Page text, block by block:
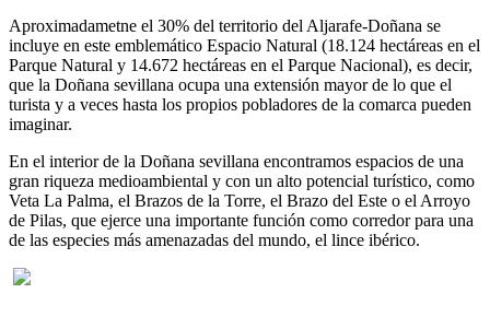
Aproximadametne el 30% del territorio del Aljarafe-Doñana se
incluye en este emblemático Espacio Natural (18.124 hectáreas en el
Parque Natural y 14.672 hectáreas en el Parque Nacional), es decir,
que la Doñana sevillana ocupa una extensión mayor de lo que el
turista y a veces hasta los propios pobladores de la comarca pueden
imaginar.
En el interior de la Doñana sevillana encontramos espacios de una
gran riqueza medioambiental y con un alto potencial turístico, como
Veta La Palma, el Brazos de la Torre, el Brazo del Este o el Arroyo
de Pilas, que ejerce una importante función como corredor para una
de las especies más amenazadas del mundo, el lince ibérico.